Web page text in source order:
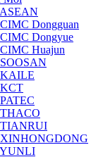
Dongguan
Dongyue
Huajun
KAILE
TIANRUI
XINHONGDONG
YUNLI